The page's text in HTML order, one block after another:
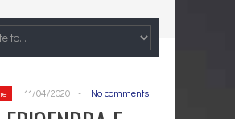
11/04/2020 - No comments